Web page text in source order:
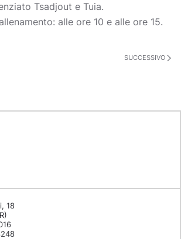
Tsadjout e Tuia.
alle ore 10 e alle ore 15.
SUCCESSIVO
18